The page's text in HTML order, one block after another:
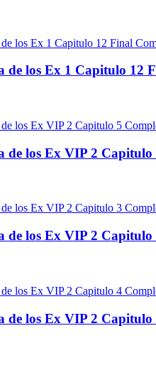
de los Ex 1 Capitulo 12
de los Ex VIP 2
de los Ex VIP 2
de los Ex VIP 2